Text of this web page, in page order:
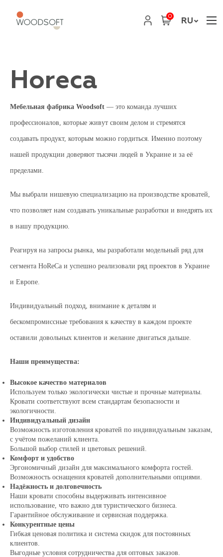
0 RU
Horeca
Мебельная фабрика Woodsoft — это команда лучших
профессионалов, которые живут своим делом и стремятся
создавать продукт, которым можно гордиться. Именно поэтому
нашей продукции доверяют тысячи людей в Украине и за её
пределами.
Мы выбрали нишевую специализацию на производстве кроватей,
что позволяет нам создавать уникальные разработки и внедрять их
в нашу продукцию.
Реагируя на запросы рынка, мы разработали модельный ряд для
сегмента HoReCa и успешно реализовали ряд проектов в Украине
и Европе.
Индивидуальный подход, внимание к деталям и
бескомпромиссные требования к качеству в каждом проекте
оставили довольных клиентов и желание двигаться дальше.
Наши преимущества:
Высокое качество материалов
Используем только экологически чистые и прочные материалы.
Кровати соответствуют всем стандартам безопасности и
экологичности.
Индивидуальный дизайн
Возможность изготовления кроватей по индивидуальным заказам,
с учётом пожеланий клиента.
Большой выбор стилей и цветовых решений.
Комфорт и удобство
Эргономичный дизайн для максимального комфорта гостей.
Возможность оснащения кроватей дополнительными опциями.
Надёжность и долговечность
Наши кровати способны выдерживать интенсивное
использование, что важно для туристического бизнеса.
Гарантийное обслуживание и сервисная поддержка.
Конкурентные цены
Гибкая ценовая политика и система скидок для постоянных
клиентов.
Выгодные условия сотрудничества для оптовых заказов.